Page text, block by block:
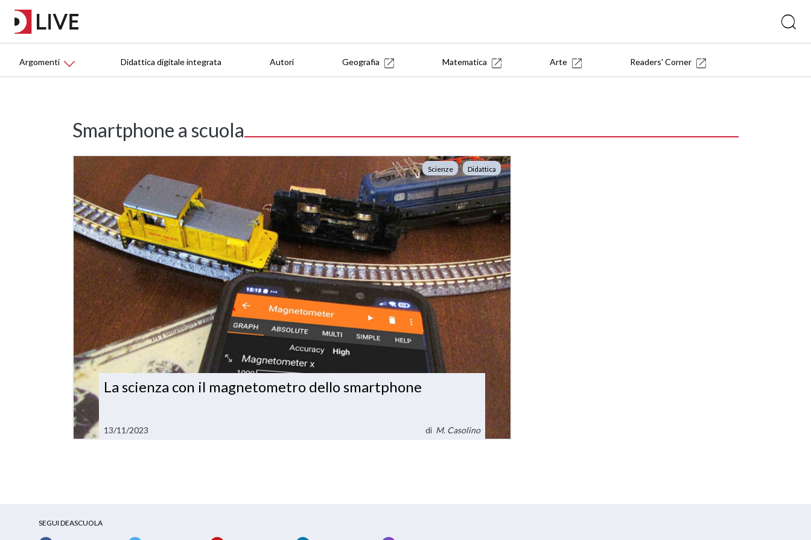
Argomenti Didattica digitale integrata Autori Geografia Matematica Arte Readers' Corner
Smartphone a scuola
Scienze Didattica
La scienza con il magnetometro dello smartphone
13/11/2023 di M. Casolino
SEGUI DEASCUOLA